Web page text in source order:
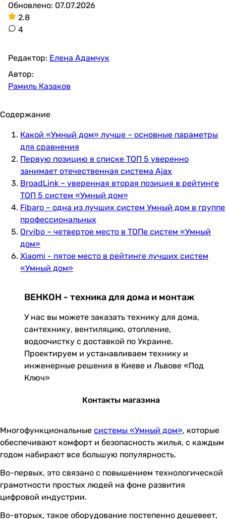
Обновлено: 07.07.2026
2.8
4
Редактор: Елена Адамчук
Автор:
Рамиль Казаков
Содержание
Какой «Умный дом» лучше – основные параметры
для сравнения
Первую позицию в списке ТОП 5 уверенно
занимает отечественная система Ajax
BroadLink – уверенная вторая позиция в рейтинге
ТОП 5 систем «Умный дом»
Fibaro – одна из лучших систем Умный дом в группе
профессиональных
Orvibo – четвертое место в ТОПе систем «Умный
дом»
Xiaomi - пятое место в рейтинге лучших систем
«Умный дом»
ВЕНКОН - техника для дома и монтаж
У нас вы можете заказать технику для дома,
сантехнику, вентиляцию, отопление,
водоочистку с доставкой по Украине.
Проектируем и устанавливаем технику и
инженерные решения в Киеве и Львове «Под
Ключ»
Контакты магазина
Многофункциональные системы «Умный дом», которые
обеспечивают комфорт и безопасность жилья, с каждым
годом набирают все большую популярность.
Во-первых, это связано с повышением технологической
грамотности простых людей на фоне развития
цифровой индустрии.
Во-вторых, такое оборудование постепенно дешевеет,